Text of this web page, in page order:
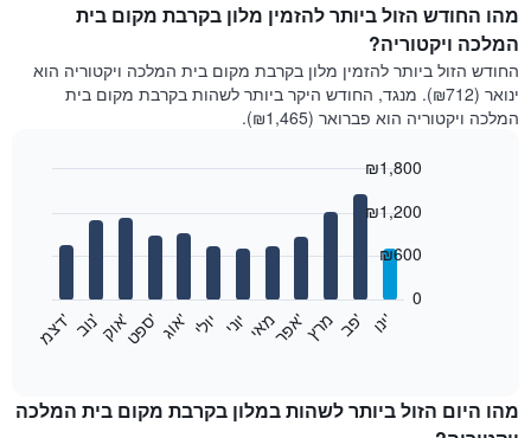
מהו החודש הזול ביותר להזמין מלון בקרבת מקום בית
המלכה ויקטוריה?
החודש הזול ביותר להזמין מלון בקרבת מקום בית המלכה ויקטוריה הוא
ינואר (₪712). מנגד, החודש היקר ביותר לשהות בקרבת מקום בית
המלכה ויקטוריה הוא פברואר (₪1,465).
מחיר
הממוצע
י
נ
ו
' פ
ב​​​​​​​
' מרץא
פ
ר
' מאי יוני יולי א
ו
ג
' ס
פ
ט
' א
ו
ק
' נ
ו
ב
' ד
צ
מ
'
0
₪600
₪1,200
₪1,800
מהו היום הזול ביותר לשהות במלון בקרבת מקום בית המלכה